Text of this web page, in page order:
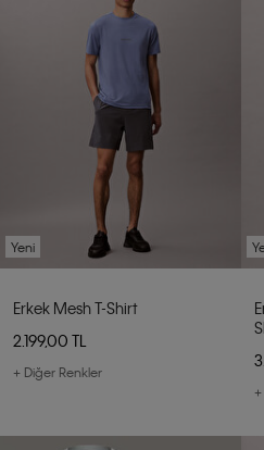
Yeni
Erkek Mesh T-Shirt
2.199,00 TL
+ Diğer Renkler